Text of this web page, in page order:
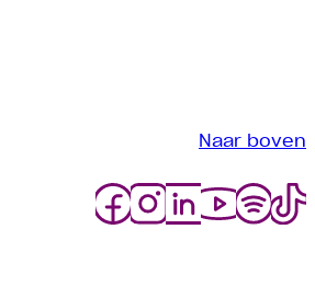
Naar boven